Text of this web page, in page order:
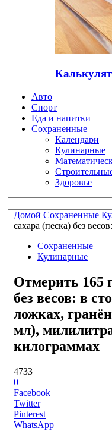
Авто
Спорт
Еда и напитки
Сохраненные
Календари
Кулинарные
Здоровье
Домой Сохраненные
сахара (песка) без
Сохраненные
Кулинарные
Отмерить 165
без весов: в
ложках,
мл),
килограммах
4733
0
Facebook
Twitter
Pinterest
WhatsApp